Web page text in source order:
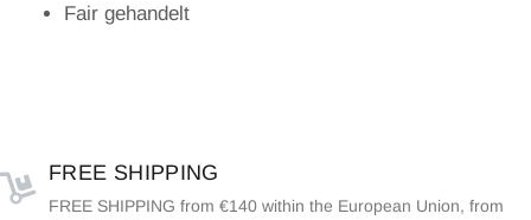
Fair gehandelt
FREE SHIPPING
FREE SHIPPING from €140 within the European Union, from